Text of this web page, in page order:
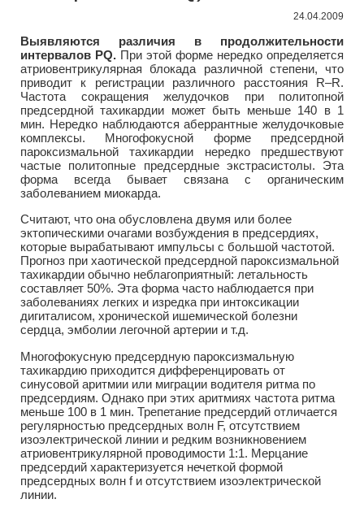
24.04.2009
Выявляются различия в продолжительности
интервалов PQ. При этой форме нередко определяется
атриовентрикулярная блокада различной степени, что
приводит к регистрации различного расстояния R–R.
Частота сокращения желудочков при политопной
предсердной тахикардии может быть меньше 140 в 1
мин. Нередко наблюдаются аберрантные желудочковые
комплексы. Многофокусной форме предсердной
пароксизмальной тахикардии нередко предшествуют
частые политопные предсердные экстрасистолы. Эта
форма всегда бывает связана с органическим
заболеванием миокарда.
Считают, что она обусловлена двумя или более
эктопическими очагами возбуждения в предсердиях,
которые вырабатывают импульсы с большой частотой.
Прогноз при хаотической предсердной пароксизмальной
тахикардии обычно неблагоприятный: летальность
составляет 50%. Эта форма часто наблюдается при
заболеваниях легких и изредка при интоксикации
дигиталисом, хронической ишемической болезни
сердца, эмболии легочной артерии и т.д.
Многофокусную предсердную пароксизмальную
тахикардию приходится дифференцировать от
синусовой аритмии или миграции водителя ритма по
предсердиям. Однако при этих аритмиях частота ритма
меньше 100 в 1 мин. Трепетание предсердий отличается
регулярностью предсердных волн F, отсутствием
изоэлектрической линии и редким возникновением
атриовентрикулярной проводимости 1:1. Мерцание
предсердий характеризуется нечеткой формой
предсердных волн f и отсутствием изоэлектрической
линии.